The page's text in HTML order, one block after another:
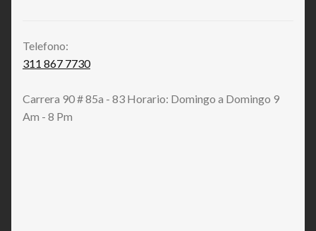
Telefono:
311 867 7730
Carrera 90 # 85a - 83 Horario: Domingo a Domingo 9
Am - 8 Pm